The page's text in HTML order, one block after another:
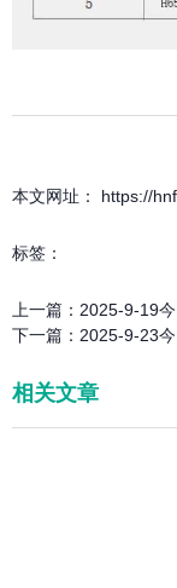
本文网址： https://
标签：
上一篇： 2025-9-19
下一篇： 2025-9-23
相关文章